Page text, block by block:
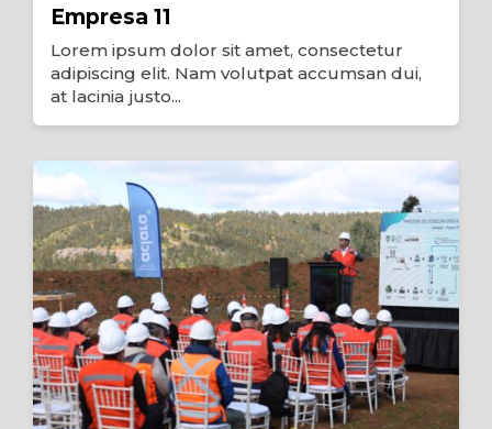
Empresa 11
Lorem ipsum dolor sit amet, consectetur
adipiscing elit. Nam volutpat accumsan dui,
at lacinia justo...